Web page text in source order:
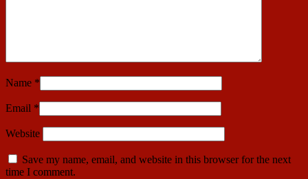
Name *
Email *
Website
Save my name, email, and website in this browser for the next
time I comment.